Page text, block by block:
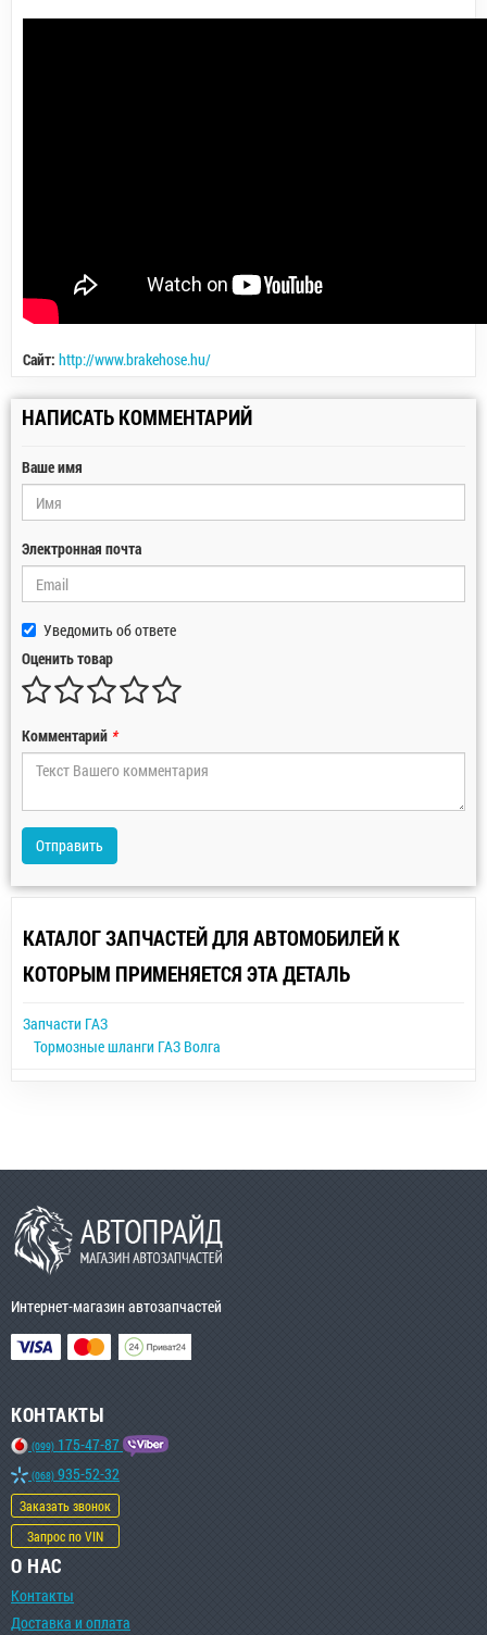
Сайт: http://www.brakehose.hu/
НАПИСАТЬ КОММЕНТАРИЙ
Ваше имя
Электронная почта
Уведомить об ответе
Оценить товар
Комментарий *
Отправить
КАТАЛОГ ЗАПЧАСТЕЙ ДЛЯ АВТОМОБИЛЕЙ К
КОТОРЫМ ПРИМЕНЯЕТСЯ ЭТА ДЕТАЛЬ
Запчасти ГАЗ
Тормозные шланги ГАЗ Волга
Интернет-магазин автозапчастей
КОНТАКТЫ
(099) 175-47-87
(068) 935-52-32
Заказать звонок
Запрос по VIN
О НАС
Контакты
Доставка и оплата